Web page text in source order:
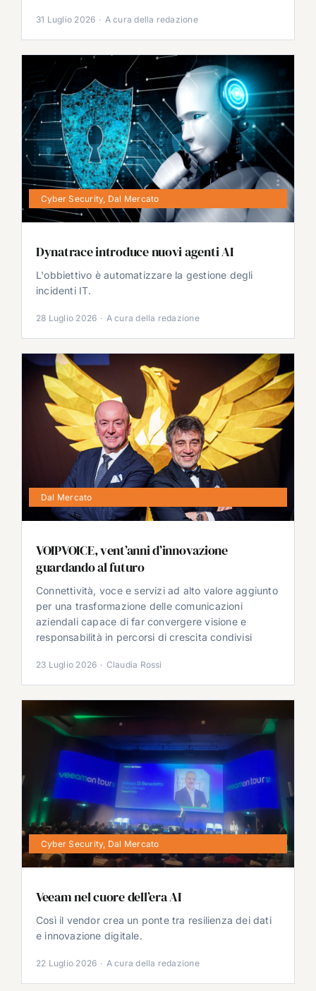
31 Luglio 2026 · A cura della redazione
Cyber Security, Dal Mercato
Dynatrace introduce nuovi agenti AI
L'obbiettivo è automatizzare la gestione degli
incidenti IT.
28 Luglio 2026 · A cura della redazione
Dal Mercato
VOIPVOICE, vent’anni d’innovazione
guardando al futuro
Connettività, voce e servizi ad alto valore aggiunto
per una trasformazione delle comunicazioni
aziendali capace di far convergere visione e
responsabilità in percorsi di crescita condivisi
23 Luglio 2026 · Claudia Rossi
Cyber Security, Dal Mercato
Veeam nel cuore dell’era AI
Così il vendor crea un ponte tra resilienza dei dati
e innovazione digitale.
22 Luglio 2026 · A cura della redazione